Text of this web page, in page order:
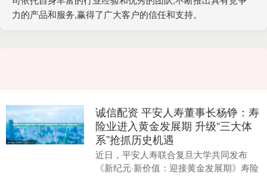
力的产品和服务,赢得了广大客户的信任和支持。
诚信配资 平安人寿董事长杨铮：寿
险业进入黄金发展期 升级“三大体
系”抢抓历史机遇
近日，平安人寿联合复旦大学共同发布
《新纪元·新价值：迎接黄金发展期》寿险